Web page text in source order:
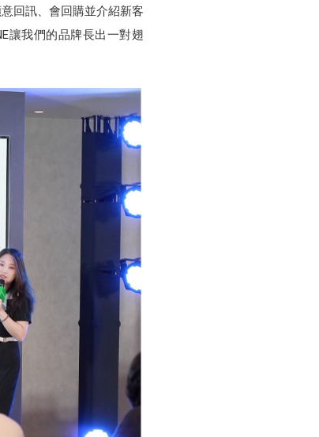
回訊、會回購並介紹新客
讓我們的品牌長出一對翅